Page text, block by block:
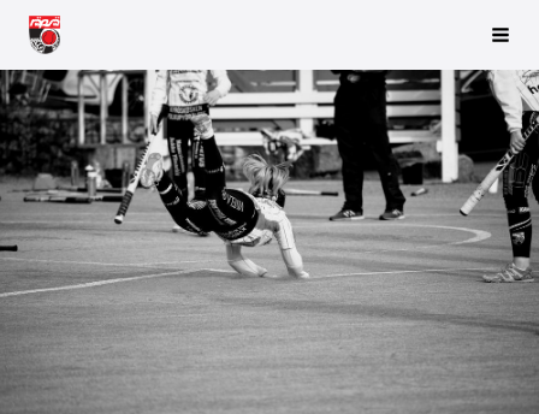
Siirry
sivun
sisältöön
Räpsä ry